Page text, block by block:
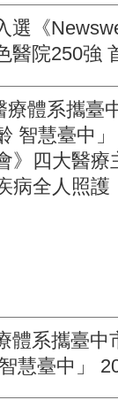
選《
醫院250強
體系攜臺中
慧臺中」